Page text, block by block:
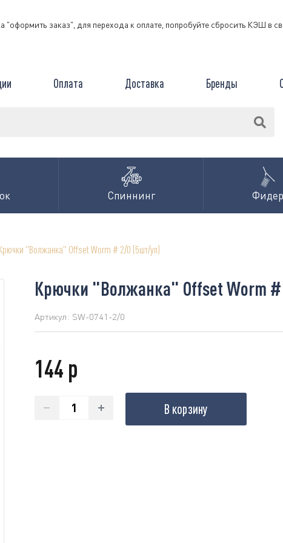
заказ", для перехода к оплате, попробуйте сбросить КЭШ в
Оплата Доставка Бренды
Спиннинг Фидер
"Волжанка" Offset Worm # 2/0 (5шт/уп)
Крючки "Волжанка" Offset Worm
Артикул: SW-0741-2/0
144 р
В корзину